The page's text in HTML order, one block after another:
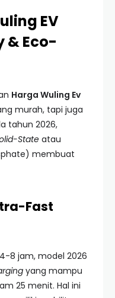
EV
& Eco-
Harga Wuling Ev
murah, tapi juga
tahun 2026,
Stateatau
membuat
Fast
8 jam, model 2026
yang mampu
25 menit. Hal ini